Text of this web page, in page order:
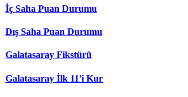
İç Saha Puan Durumu
Dış Saha Puan Durumu
Galatasaray Fikstürü
Galatasaray İlk 11'i Kur